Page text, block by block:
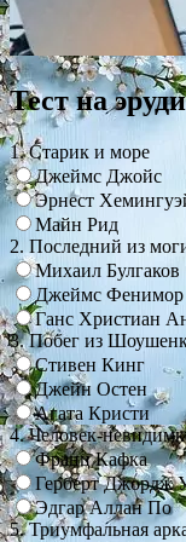
Тест на
1. Старик и море
Джеймс Джойс
Эрнест
Майн Рид
2. Последний из
Михаил Булгаков
Джеймс Фенимор
Ганс Христиан
3. Побег из
Стивен Кинг
Джейн Остен
Агата Кристи
4. Человек-
Франц Кафка
Герберт Джордж
Эдгар Аллан По
5. Триумфальная